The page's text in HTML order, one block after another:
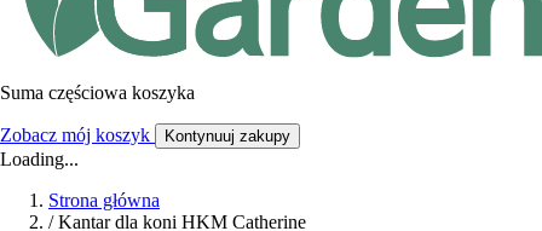
Suma częściowa koszyka
Zobacz mój koszyk Kontynuuj zakupy
Loading...
Strona główna
/ Kantar dla koni HKM Catherine